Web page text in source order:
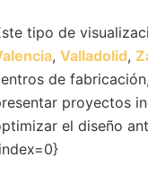
tipo de
, Valladolid,
de
proyectos
el diseño